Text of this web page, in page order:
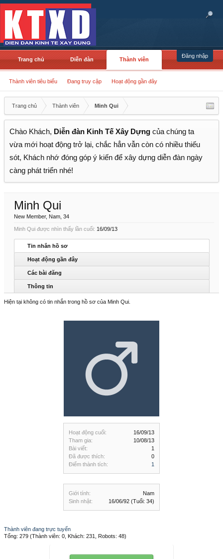
Đăng nhập
Trang chủ Diễn đàn Thành viên
Thành viên tiêu biểu Đang truy cập Hoạt động gần đây
Trang chủ Thành viên Minh Qui
Chào Khách, Diễn đàn Kinh Tế Xây Dựng của chúng ta
vừa mới hoạt động trở lại, chắc hẳn vẫn còn có nhiều thiếu
sót, Khách nhớ đóng góp ý kiến để xây dựng diễn đàn ngày
càng phát triển nhé!
Hoạt động cuối:
16/09/13
Tham gia:
10/08/13
Bài viết:
1
Đã được thích:
0
Điểm thành tích:
1
Giới tính:
Nam
Sinh nhật:
16/06/92 (Tuổi: 34)
Minh Qui
New Member, Nam, 34
Minh Qui được nhìn thấy lần cuối: 16/09/13
Tin nhắn hồ sơ
Hoạt động gần đây
Các bài đăng
Thông tin
Hiện tại không có tin nhắn trong hồ sơ của Minh Qui.
Thành viên đang trực tuyến
Tổng: 279 (Thành viên: 0, Khách: 231, Robots: 48)